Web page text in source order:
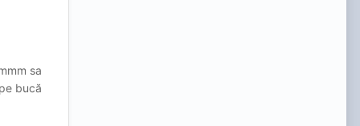
sa
bucă